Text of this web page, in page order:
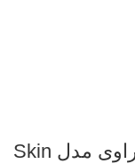
سرم رتینول و هیالورنیک اسید سراوی مدل Skin